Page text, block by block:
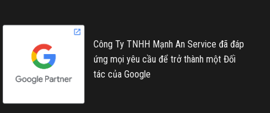
Công Ty TNHH Mạnh An Service đã đáp
ứng mọi yêu cầu để trở thành một Đối
tác của Google